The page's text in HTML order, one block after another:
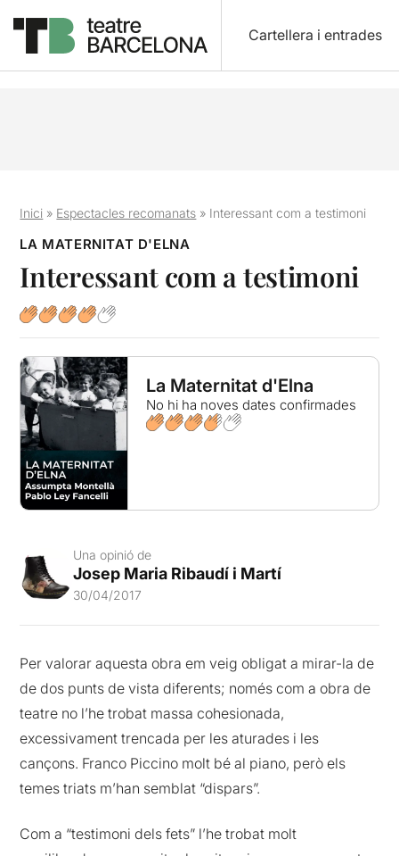
Cartellera i entrades
Inici » Espectacles recomanats » Interessant com a testimoni
LA MATERNITAT D'ELNA
Interessant com a testimoni
La Maternitat d'Elna
No hi ha noves dates confirmades
Una opinió de
Josep Maria Ribaudí i Martí
30/04/2017
Per valorar aquesta obra em veig obligat a mirar-la de
de dos punts de vista diferents; només com a obra de
teatre no l’he trobat massa cohesionada,
excessivament trencada per les aturades i les
cançons. Franco Piccino molt bé al piano, però els
temes triats m’han semblat “dispars”.
Com a “testimoni dels fets” l’he trobat molt